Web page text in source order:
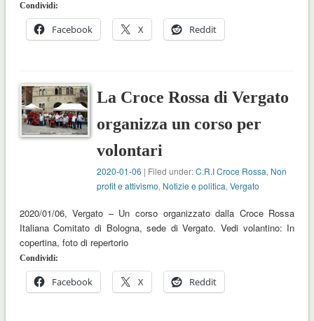
Condividi:
Facebook X Reddit
La Croce Rossa di Vergato
organizza un corso per
volontari
2020-01-06 | Filed under:C.R.I Croce Rossa, Non
profit e attivismo, Notizie e politica,Vergato
2020/01/06, Vergato – Un corso organizzato dalla Croce Rossa
Italiana Comitato di Bologna, sede di Vergato. Vedi volantino: In
copertina, foto di repertorio
Condividi:
Facebook X Reddit